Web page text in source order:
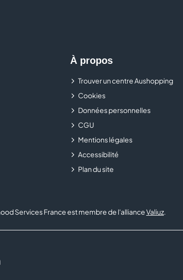
À propos
Trouver un centre Aushopping
Cookies
Données personnelles
CGU
Mentions légales
Accessibilité
Plan du site
Services France est membre de l'allianceValiuz.